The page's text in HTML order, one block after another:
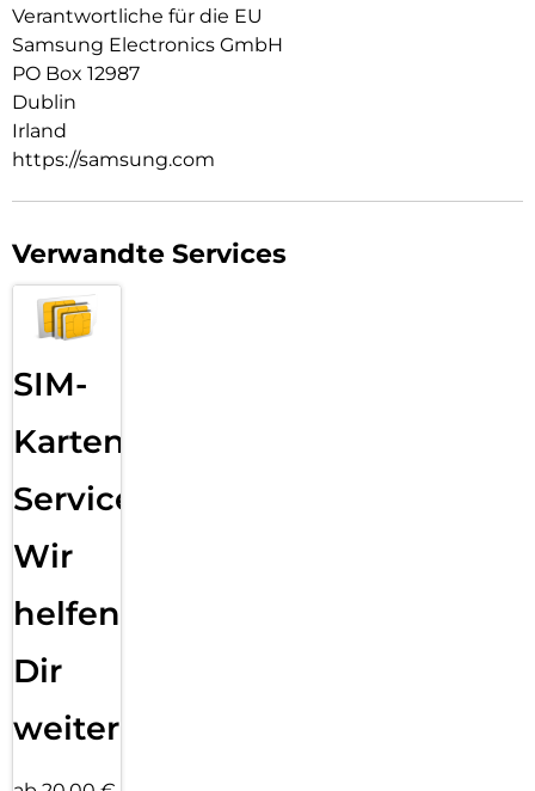
Verantwortliche für die EU
Samsung Electronics GmbH
PO Box 12987
Dublin
Irland
https://samsung.com
Verwandte Services
SIM-
Karten
Service:
Wir
helfen
Dir
weiter